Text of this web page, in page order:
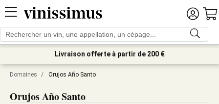
Livraison offerte à partir de 200 €
Domaines / Orujos Año Santo
Orujos Año Santo